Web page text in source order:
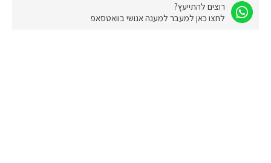
רוצים להתייעץ?
לחצו כאן למעבר למענה אנושי בוואטסאפ